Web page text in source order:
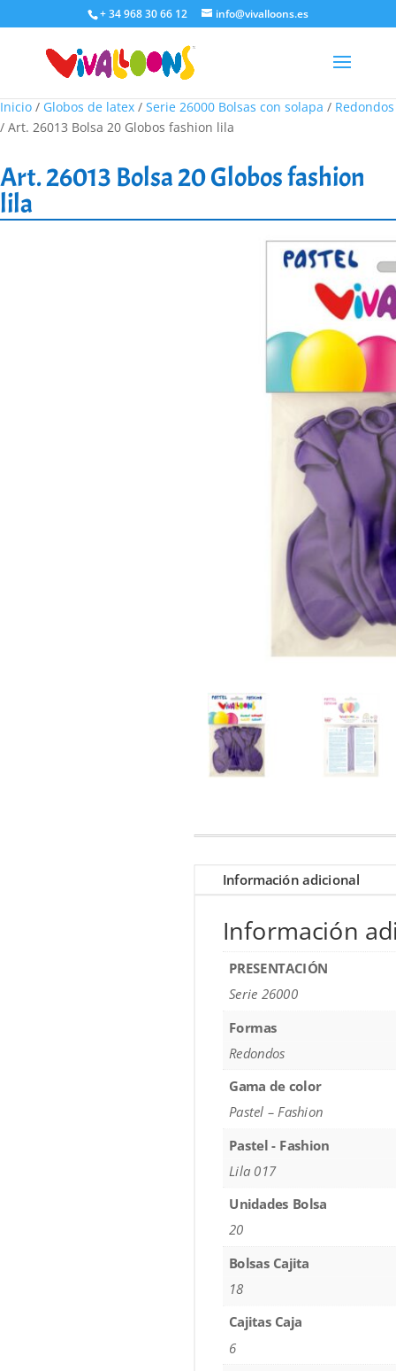
+ 34 968 30 66 12 info@vivalloons.es
Inicio / Globos de latex / Serie 26000 Bolsas con solapa / Redondos
/ Art. 26013 Bolsa 20 Globos fashion lila
Art. 26013 Bolsa 20 Globos fashion
lila
Información adicional
Información
PRESENTACIÓN
Serie 26000
Formas
Redondos
Gama de color
Pastel – Fashion
Pastel - Fashion
Lila 017
Unidades Bolsa
20
Bolsas Cajita
18
Cajitas Caja
6